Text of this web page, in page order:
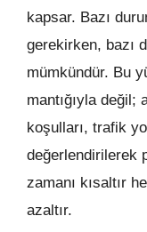
kapsar. Bazı
gerekirken, bazı
mümkündür. Bu
mantığıyla değil;
koşulları, trafik
değerlendirilerek
zamanı kısaltır
azaltır.